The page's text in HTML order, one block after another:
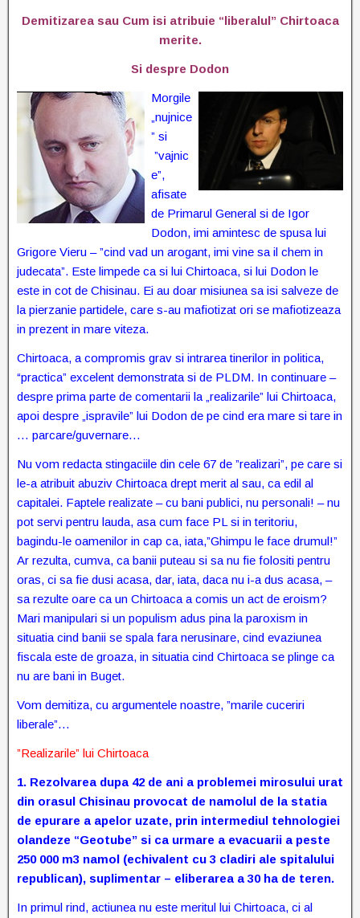
Demitizarea sau Cum isi atribuie “liberalul” Chirtoaca
merite.
Si despre Dodon
Morgile
„nujnice
” si
”vajnic
e”,
afisate
de Primarul General si de Igor
Dodon, imi amintesc de spusa lui
Grigore Vieru – ”cind vad un arogant, imi vine sa il chem in
judecata”. Este limpede ca si lui Chirtoaca, si lui Dodon le
este in cot de Chisinau. Ei au doar misiunea sa isi salveze de
la pierzanie partidele, care s-au mafiotizat ori se mafiotizeaza
in prezent in mare viteza.
Chirtoaca, a compromis grav si intrarea tinerilor in politica,
“practica” excelent demonstrata si de PLDM. In continuare –
despre prima parte de comentarii la „realizarile” lui Chirtoaca,
apoi despre „ispravile” lui Dodon de pe cind era mare si tare in
… parcare/guvernare…
Nu vom redacta stingaciile din cele 67 de ”realizari”, pe care si
le-a atribuit abuziv Chirtoaca drept merit al sau, ca edil al
capitalei. Faptele realizate – cu bani publici, nu personali! – nu
pot servi pentru lauda, asa cum face PL si in teritoriu,
bagindu-le oamenilor in cap ca, iata,”Ghimpu le face drumul!”
Ar rezulta, cumva, ca banii puteau si sa nu fie folositi pentru
oras, ci sa fie dusi acasa, dar, iata, daca nu i-a dus acasa, –
sa rezulte oare ca un Chirtoaca a comis un act de eroism?
Mari manipulari si un populism adus pina la paroxism in
situatia cind banii se spala fara nerusinare, cind evaziunea
fiscala este de groaza, in situatia cind Chirtoaca se plinge ca
nu are bani in Buget.
Vom demitiza, cu argumentele noastre, ”marile cuceriri
liberale”…
”Realizarile” lui Chirtoaca
1. Rezolvarea dupa 42 de ani a problemei mirosului urat
din orasul Chisinau provocat de namolul de la statia
de epurare a apelor uzate, prin intermediul tehnologiei
olandeze “Geotube” si ca urmare a evacuarii a peste
250 000 m3 namol (echivalent cu 3 cladiri ale spitalului
republican), suplimentar – eliberarea a 30 ha de teren.
In primul rind, actiunea nu este meritul lui Chirtoaca, ci al